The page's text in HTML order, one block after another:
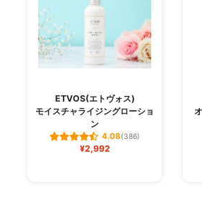
ETVOS(エトヴォス)
モイスチャライジングローショ
ン
4.08(386)
¥2,992